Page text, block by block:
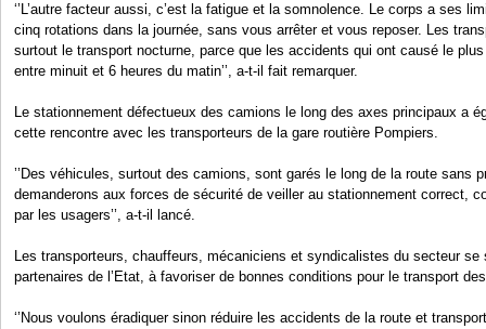
‘’L’autre facteur aussi, c’est la fatigue et la somnolence. Le corps a ses
cinq rotations dans la journée, sans vous arrêter et vous reposer. Les
surtout le transport nocturne, parce que les accidents qui ont causé le
entre minuit et 6 heures du matin’’, a-t-il fait remarquer.
Le stationnement défectueux des camions le long des axes principaux a
cette rencontre avec les transporteurs de la gare routière Pompiers.
’’Des véhicules, surtout des camions, sont garés le long de la route sans
demanderons aux forces de sécurité de veiller au stationnement correct,
par les usagers’’, a-t-il lancé.
Les transporteurs, chauffeurs, mécaniciens et syndicalistes du secteur se
partenaires de l’Etat, à favoriser de bonnes conditions pour le transport
‘’Nous voulons éradiquer sinon réduire les accidents de la route et